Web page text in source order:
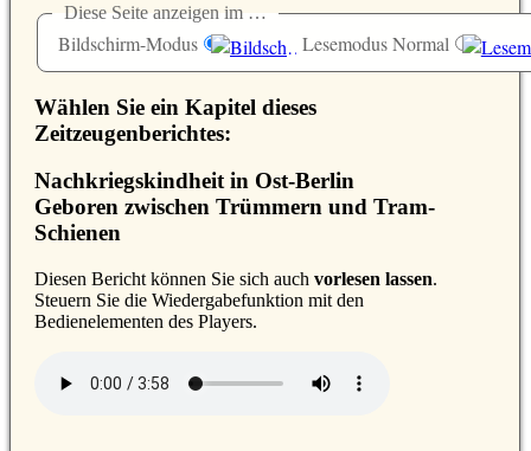
Diese Seite anzeigen im …
Bildschirm-Modus Lesemodus Normal
Wählen Sie ein Kapitel dieses
Zeitzeugenberichtes:
Nachkriegskindheit in Ost-Berlin
Geboren zwischen Trümmern und Tram-
Schienen
Diesen Bericht können Sie sich auch vorlesen lassen.
Steuern Sie die Wiedergabefunktion mit den
Bedienelementen des Players.